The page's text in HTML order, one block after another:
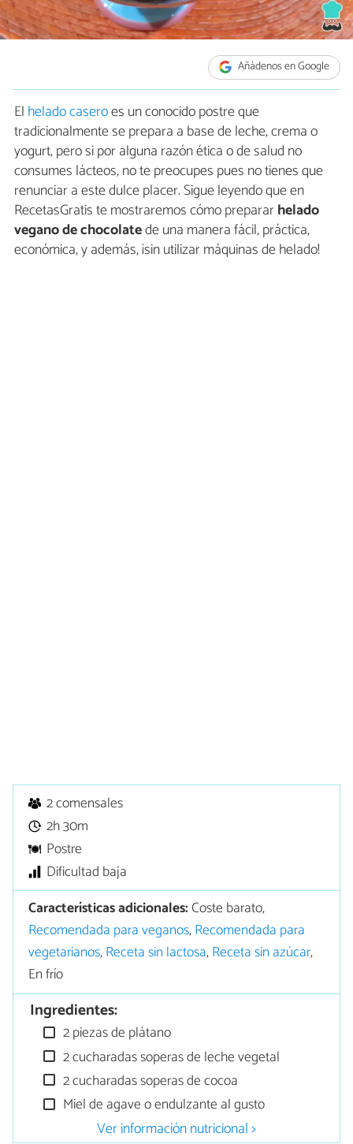
Añádenos en Google
El helado caseroes un conocido postre que
tradicionalmente se prepara a base de leche, crema o
yogurt, pero si por alguna razón ética o de salud no
consumes lácteos, no te preocupes pues no tienes que
renunciar a este dulce placer. Sigue leyendo que en
RecetasGratis te mostraremos cómo prepararhelado
vegano de chocolatede una manera fácil, práctica,
económica, y además, ¡sin utilizar máquinas de helado!
2 comensales
2h 30m
Postre
Dificultad baja
Características adicionales:Coste barato,
Recomendada para veganos,Recomendada para
vegetarianos,Receta sin lactosa,Receta sin azúcar,
En frío
Ingredientes:
2 piezas de plátano
2 cucharadas soperas de leche vegetal
2 cucharadas soperas de cocoa
Miel de agave o endulzante al gusto
Ver información nutricional >